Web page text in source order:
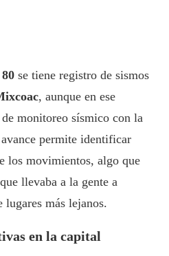
se tiene registro de sismos
, aunque en ese
monitoreo sísmico con la
permite identificar
los movimientos, algo que
llevaba a la gente a
lugares más lejanos.
en la capital